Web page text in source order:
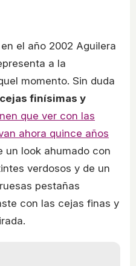
el año 2002 Aguilera
a la
momento. Sin duda
cejas finísimas y
que ver con las
ahora quince años
un look ahumado con
verdosos y de un
pestañas
con las cejas finas y